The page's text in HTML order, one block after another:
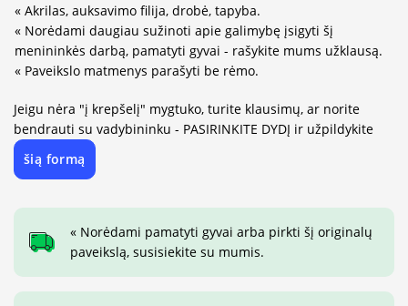
« Akrilas, auksavimo filija, drobė, tapyba.
« Norėdami daugiau sužinoti apie galimybę įsigyti šį
menininkės darbą, pamatyti gyvai - rašykite mums užklausą.
« Paveikslo matmenys parašyti be rėmo.
Jeigu nėra "į krepšelį" mygtuko, turite klausimų, ar norite
bendrauti su vadybininku - PASIRINKITE DYDĮ ir užpildykite
šią formą
« Norėdami pamatyti gyvai arba pirkti šį originalų
paveikslą, susisiekite su mumis.